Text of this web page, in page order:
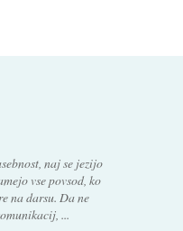
naj se jezijo
vse povsod, ko
na darsu. Da ne
...